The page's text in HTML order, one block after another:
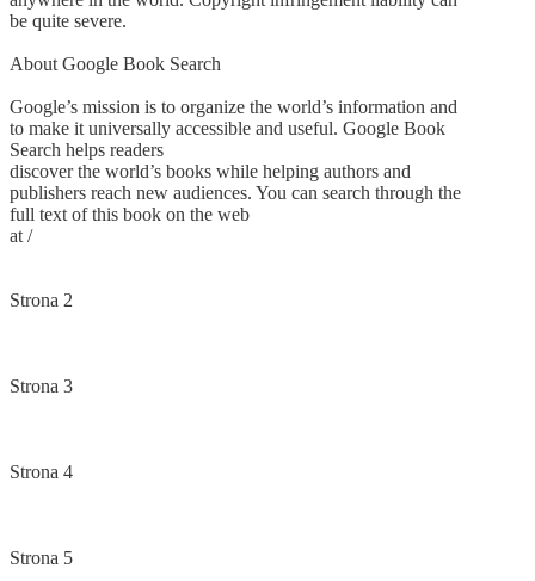
be quite severe.
About Google Book Search
Google’s mission is to organize the world’s information and
to make it universally accessible and useful. Google Book
Search helps readers
discover the world’s books while helping authors and
publishers reach new audiences. You can search through the
full text of this book on the web
at /
Strona 2
Strona 3
Strona 4
Strona 5